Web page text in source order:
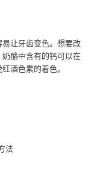
让牙齿变色。想要改
酪中含有的钙可以在
酒色素的着色。
法